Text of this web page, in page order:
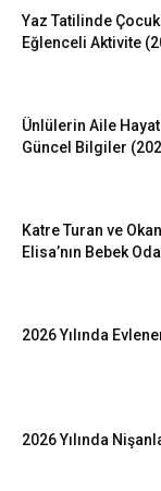
Yaz Tatilinde
Eğlenceli Aktivite
Ünlülerin Aile
Güncel Bilgiler
Katre Turan ve
Elisa’nın Bebek
2026 Yılında
2026 Yılında